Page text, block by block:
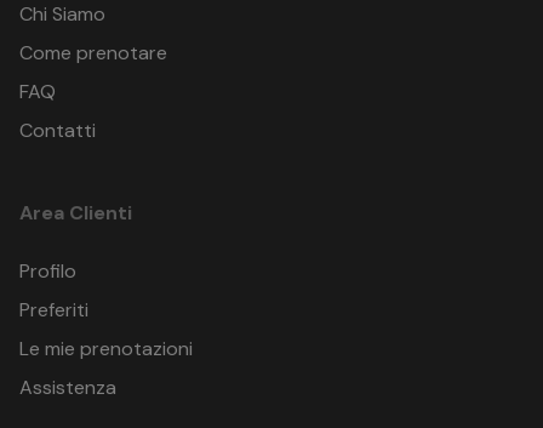
Chi Siamo
Come prenotare
FAQ
Contatti
Area Clienti
Profilo
Preferiti
Le mie prenotazioni
Assistenza